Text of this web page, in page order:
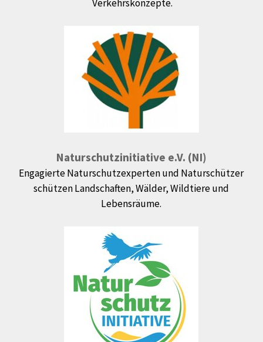
Verkehrskonzepte.
Naturschutzinitiative e.V. (NI)
Engagierte Naturschutzexperten und Naturschützer
schützen Landschaften, Wälder, Wildtiere und
Lebensräume.